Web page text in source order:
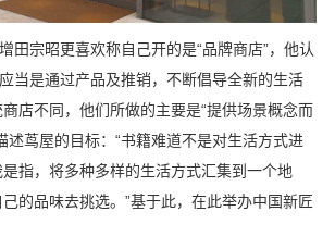
田宗昭更喜欢称自己开的是“品牌商店”，他认
当是通过产品及推销，不断倡导全新的生活
店不同，他们所做的主要是“提供场景概念而
述茑屋的目标：“书籍难道不是对生活方式进
指，将多种多样的生活方式汇集到一个地
的品味去挑选。”基于此，在此举办中国新匠